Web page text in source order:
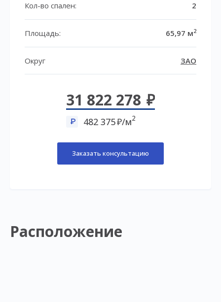
Кол-во спален: 2
Площадь: 65,97 м2
Округ ЗАО
31 822 278
482 375 /м2
Заказать консультацию
Расположение